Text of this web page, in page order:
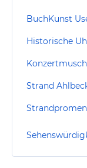
Historische
Strand